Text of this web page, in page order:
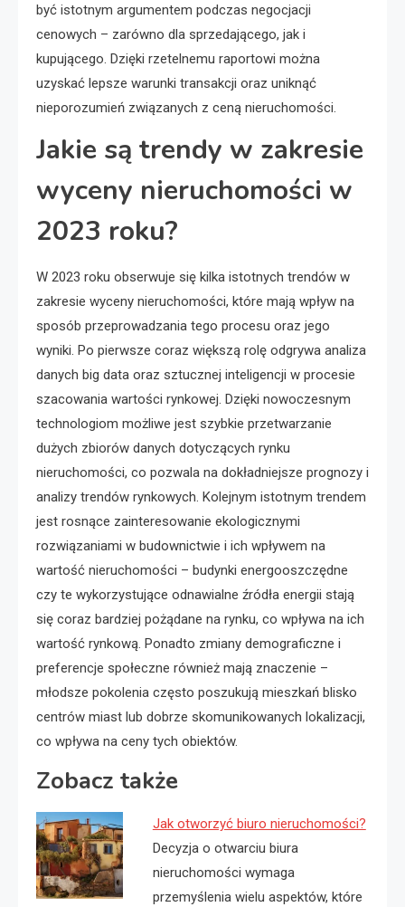
być istotnym argumentem podczas negocjacji
cenowych – zarówno dla sprzedającego, jak i
kupującego. Dzięki rzetelnemu raportowi można
uzyskać lepsze warunki transakcji oraz uniknąć
nieporozumień związanych z ceną nieruchomości.
Jakie są trendy w zakresie
wyceny nieruchomości w
2023 roku?
W 2023 roku obserwuje się kilka istotnych trendów w
zakresie wyceny nieruchomości, które mają wpływ na
sposób przeprowadzania tego procesu oraz jego
wyniki. Po pierwsze coraz większą rolę odgrywa analiza
danych big data oraz sztucznej inteligencji w procesie
szacowania wartości rynkowej. Dzięki nowoczesnym
technologiom możliwe jest szybkie przetwarzanie
dużych zbiorów danych dotyczących rynku
nieruchomości, co pozwala na dokładniejsze prognozy i
analizy trendów rynkowych. Kolejnym istotnym trendem
jest rosnące zainteresowanie ekologicznymi
rozwiązaniami w budownictwie i ich wpływem na
wartość nieruchomości – budynki energooszczędne
czy te wykorzystujące odnawialne źródła energii stają
się coraz bardziej pożądane na rynku, co wpływa na ich
wartość rynkową. Ponadto zmiany demograficzne i
preferencje społeczne również mają znaczenie –
młodsze pokolenia często poszukują mieszkań blisko
centrów miast lub dobrze skomunikowanych lokalizacji,
co wpływa na ceny tych obiektów.
Zobacz także
Jak otworzyć biuro nieruchomości?
Decyzja o otwarciu biura
nieruchomości wymaga
przemyślenia wielu aspektów, które